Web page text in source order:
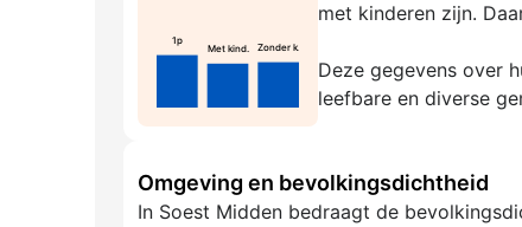
1p
Met kind. Zonder k.
met kinderen zijn.
Deze gegevens over
leefbare en diverse
Omgeving en bevolkingsdichtheid
In Soest Midden bedraagt de